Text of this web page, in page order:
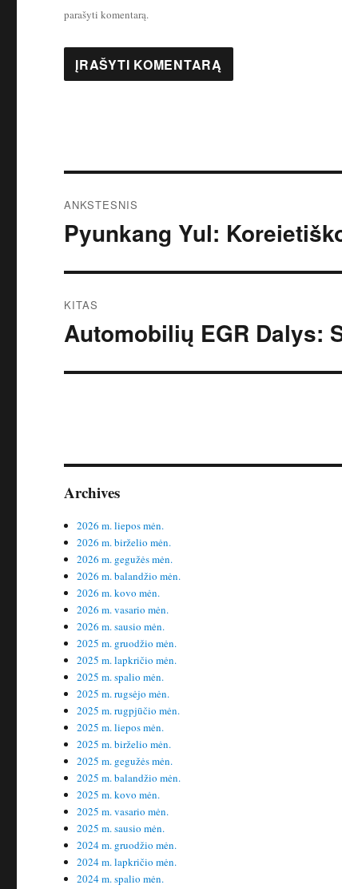
parašyti komentarą.
tarp
ANKSTESNIS
Ankstesnis
įrašas:
Pyunkang Yul:
KITAS
Kitas
Automobilių EGR Dalys:
Archives
2026 m. liepos mėn.
2026 m. birželio mėn.
2026 m. gegužės mėn.
2026 m. balandžio mėn.
2026 m. kovo mėn.
2026 m. vasario mėn.
2026 m. sausio mėn.
2025 m. gruodžio mėn.
2025 m. lapkričio mėn.
2025 m. spalio mėn.
2025 m. rugsėjo mėn.
2025 m. rugpjūčio mėn.
2025 m. liepos mėn.
2025 m. birželio mėn.
2025 m. gegužės mėn.
2025 m. balandžio mėn.
2025 m. kovo mėn.
2025 m. vasario mėn.
2025 m. sausio mėn.
2024 m. gruodžio mėn.
2024 m. lapkričio mėn.
2024 m. spalio mėn.